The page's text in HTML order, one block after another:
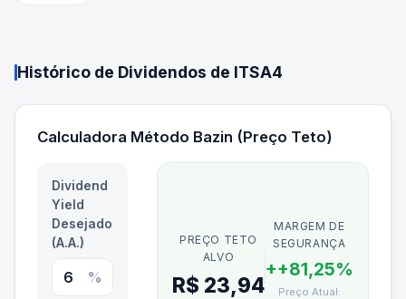
Histórico de Dividendos de ITSA4
Calculadora Método Bazin (Preço Teto)
Dividend
Yield
Desejado
(A.A.)
%
PREÇO TETO
ALVO
R$ 23,94
MARGEM DE
SEGURANÇA
++81,25%
Preço Atual: